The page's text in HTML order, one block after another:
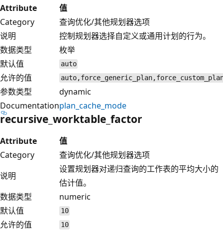
Attribute
值
Category
查询优化/其他规划器选项
说明
控制规划器选择自定义或通用计划的行为。
数据类型
枚举
默认值
auto
允许的值
参数类型
dynamic
Documentationplan_cache_mode
recursive_worktable_factor
Attribute
值
Category
查询优化/其他规划器选项
说明
设置规划器对递归查询的工作表的平均大小的
估计值。
数据类型
numeric
默认值
10
允许的值 10